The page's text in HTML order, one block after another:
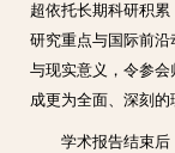
超依托长期科研积
研究重点与国际前
与现实意义，令参
成更为全面、深刻的
学术报告结束后